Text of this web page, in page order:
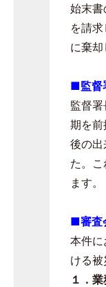
始末
を請
に棄
■監督
監督
期を
後の
た。
ます。
■審査
本件
ける
１．